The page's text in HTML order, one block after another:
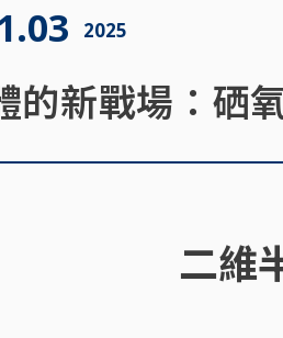
2025
的新戰場：硒
二維